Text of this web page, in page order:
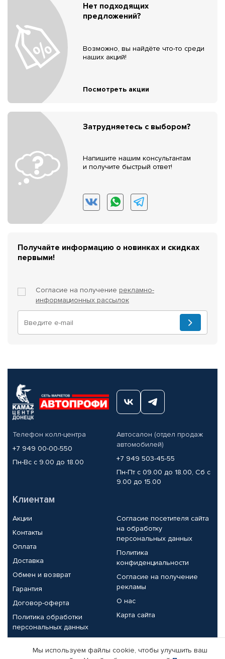
Нет подходящих
предложений?
Возможно, вы найдёте что-то среди
наших акций!
Посмотреть акции
Затрудняетесь с выбором?
Напишите нашим консультантам
и получите быстрый ответ!
Получайте информацию о новинках и скидках
первыми!
Согласие на получение рекламно-
информационных рассылок
Телефон колл-центра
+7 949 00-00-550
Пн-Вс с 9.00 до 18.00
Автосалон (отдел продаж
автомобилей)
+7 949 503-45-55
Пн-Пт с 09.00 до 18.00, Сб с
9.00 до 15.00
Клиентам
Акции
Контакты
Оплата
Доставка
Обмен и возврат
Гарантия
Договор-оферта
Политика обработки
персональных данных
Согласие посетителя сайта
на обработку
персональных данных
Политика
конфиденциальности
Согласие на получение
рекламы
О нас
Карта сайта
Партнерам
Мы используем файлы cookie, чтобы улучшить ваш